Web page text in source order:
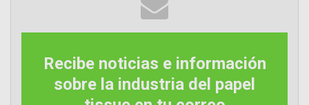
Recibe noticias e información
sobre la industria del papel